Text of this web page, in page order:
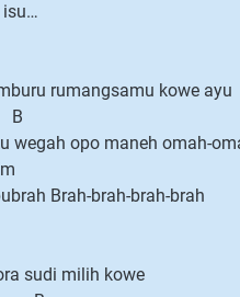
isu…
rumangsamu kowe ayu
wegah opo maneh omah-
Brah-brah-brah-brah
sudi milih kowe